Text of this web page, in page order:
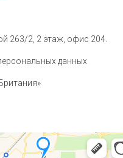
263/2, 2 этаж, офис 204.
данных